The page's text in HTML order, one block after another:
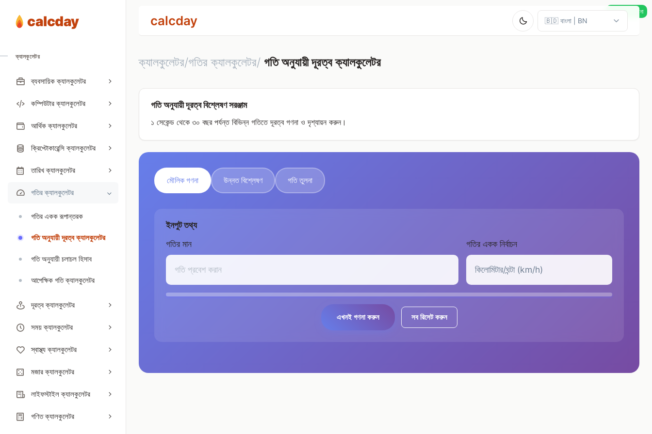
calcday
ক্যালকুলেটর
ব্যবসায়িক ক্যালকুলেটর
কম্পিউটার ক্যালকুলেটর
আর্থিক ক্যালকুলেটর
ক্রিপ্টোকারেন্সি ক্যালকুলেটর
তারিখ ক্যালকুলেটর
গতির ক্যালকুলেটর
গতির একক রূপান্তরক
গতি অনুযায়ী দূরত্ব ক্যালকুলেটর
গতি অনুযায়ী চলাচল হিসাব
আপেক্ষিক গতি ক্যালকুলেটর
দূরত্ব ক্যালকুলেটর
সময় ক্যালকুলেটর
স্বাস্থ্য ক্যালকুলেটর
মজার ক্যালকুলেটর
লাইফস্টাইল ক্যালকুলেটর
গণিত ক্যালকুলেটর
calcday
ক্যালকুলেটর/গতির ক্যালকুলেটর/ গতি অনুযায়ী দূরত্ব ক্যালকুলেটর
গতি অনুযায়ী দূরত্ব বিশ্লেষণ সরঞ্জাম
১ সেকেন্ড থেকে ৩০ বছর পর্যন্ত বিভিন্ন গতিতে দূরত্ব গণনা ও দৃশ্যায়ন করুন।
রিয়েল-টাইম গণনা
মৌলিক গণনা উন্নত বিশ্লেষণ গতি তুলনা
ইনপুট তথ্য
গতির মান
গতির একক নির্বাচন
এখনই গণনা করুন সব রিসেট করুন